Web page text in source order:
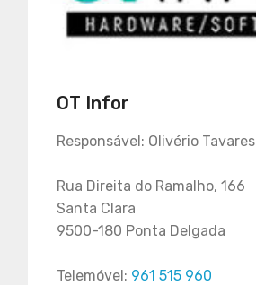
OT Infor
Responsável: Olivério Tavares
Rua Direita do Ramalho, 166
Santa Clara
9500-180 Ponta Delgada
Telemóvel: 961 515 960